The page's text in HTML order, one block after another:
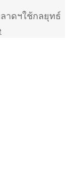
าดฯใช้กลยุทธ์